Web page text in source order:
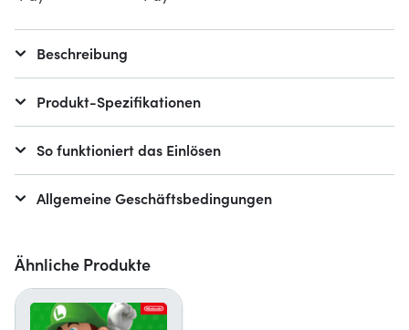
Ähnliche Produkte
Beschreibung
Produkt-Spezifikationen
So funktioniert das Einlösen
Allgemeine Geschäftsbedingungen